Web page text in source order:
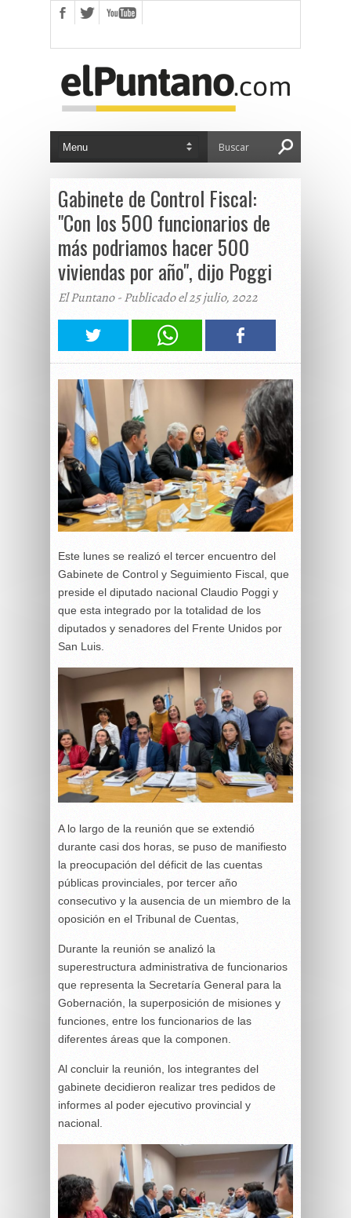
Gabinete de Control Fiscal:
"Con los 500 funcionarios de
más podriamos hacer 500
viviendas por año", dijo Poggi
El Puntano - Publicado el 25 julio, 2022
Este lunes se realizó el tercer encuentro del
Gabinete de Control y Seguimiento Fiscal, que
preside el diputado nacional Claudio Poggi y
que esta integrado por la totalidad de los
diputados y senadores del Frente Unidos por
San Luis.
A lo largo de la reunión que se extendió
durante casi dos horas, se puso de manifiesto
la preocupación del déficit de las cuentas
públicas provinciales, por tercer año
consecutivo y la ausencia de un miembro de la
oposición en el Tribunal de Cuentas,
Durante la reunión se analizó la
superestructura administrativa de funcionarios
que representa la Secretaría General para la
Gobernación, la superposición de misiones y
funciones, entre los funcionarios de las
diferentes áreas que la componen.
Al concluir la reunión, los integrantes del
gabinete decidieron realizar tres pedidos de
informes al poder ejecutivo provincial y
nacional.